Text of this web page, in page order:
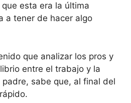
esta era la última
a tener de hacer algo
que analizar los pros y
entre el trabajo y la
sabe que, al final del